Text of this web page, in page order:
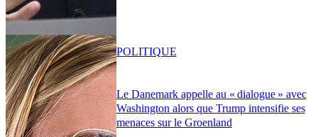
Le Danemark appelle au « dialogue » avec
Washington alors que Trump intensifie ses
menaces sur le Groenland
POLITIQUE